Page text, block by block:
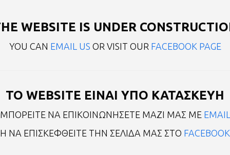
WEBSITE IS UNDER
YOU CAN EMAIL US OR VISIT OUR FACEBOOK PAGE
TO WEBSITE ΕΙΝΑΙ ΥΠΟ ΚΑΤΑΣΚΕΥΗ
ΜΠΟΡΕΙΤΕ ΝΑ ΕΠΙΚΟΙΝΩΝHΣΕΤΕ ΜΑΖΙ ΜΑΣ ΜΕ EMAIL
Η ΝΑ ΕΠΙΣΚΕΦΘΕIΤΕ ΤΗΝ ΣΕΛΙΔΑ ΜΑΣ ΣΤΟ FACEBOOK